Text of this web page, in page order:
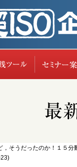
ISO企業研究会について
，そうだったのか！１